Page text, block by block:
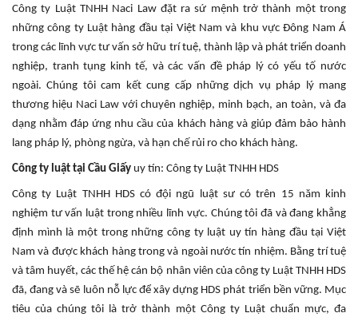
Công ty Luật TNHH Naci Law đặt ra sứ mệnh trở thành một trong
những công ty Luật hàng đầu tại Việt Nam và khu vực Đông Nam Á
trong các lĩnh vực tư vấn sở hữu trí tuệ, thành lập và phát triển doanh
nghiệp, tranh tụng kinh tế, và các vấn đề pháp lý có yếu tố nước
ngoài. Chúng tôi cam kết cung cấp những dịch vụ pháp lý mang
thương hiệu Naci Law với chuyên nghiệp, minh bạch, an toàn, và đa
dạng nhằm đáp ứng nhu cầu của khách hàng và giúp đảm bảo hành
lang pháp lý, phòng ngừa, và hạn chế rủi ro cho khách hàng.
Công ty luật tại Cầu Giấy uy tín: Công ty Luật TNHH HDS
Công ty Luật TNHH HDS có đội ngũ luật sư có trên 15 năm kinh
nghiệm tư vấn luật trong nhiều lĩnh vực. Chúng tôi đã và đang khẳng
định mình là một trong những công ty luật uy tín hàng đầu tại Việt
Nam và được khách hàng trong và ngoài nước tín nhiệm. Bằng trí tuệ
và tâm huyết, các thế hệ cán bộ nhân viên của công ty Luật TNHH HDS
đã, đang và sẽ luôn nỗ lực để xây dựng HDS phát triển bền vững. Mục
tiêu của chúng tôi là trở thành một Công ty Luật chuẩn mực, đa